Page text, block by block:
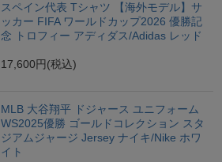
スペイン代表 Tシャツ 【海外モデル】サ
ッカー FIFA ワールドカップ2026 優勝記
念 トロフィー アディダス/Adidas レッド
17,600円 (税込)
MLB 大谷翔平 ドジャース ユニフォーム
WS2025優勝 ゴールドコレクション スタ
ジアムジャージ Jersey ナイキ/Nike ホワ
イト